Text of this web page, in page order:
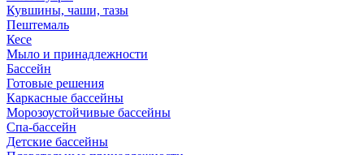
Кувшины, чаши, тазы
Пештемаль
Кесе
Мыло и принадлежности
Бассейн
Готовые решения
Каркасные бассейны
Морозоустойчивые бассейны
Спа-бассейн
Детские бассейны